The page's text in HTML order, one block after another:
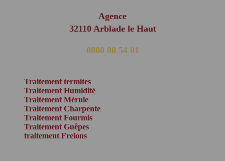
Agence
32110 Arblade le Haut
0800 00 54 01
Traitement termites
Traitement Humidité
Traitement Mérule
Traitement Charpente
Traitement Fourmis
Traitement Guêpes
traitement Frelons